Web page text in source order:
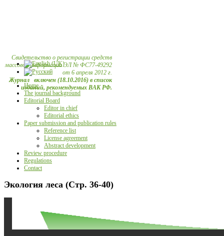
Свидетельство о регистрации средств
массовой информации ЭЛ № ФС77-49292
от 6 апреля 2012 г.
Журнал включен (18.10.2016) в список
изданий, рекомендуемых ВАК РФ.
Home
The journal background
Editorial Board
Editor in chief
Editorial ethics
Paper submission and publication rules
Reference list
License agreement
Abstract development
Review procedure
Regulations
Contact
Экология леса (Стр. 36-40)